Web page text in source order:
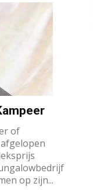
of
op zijn...